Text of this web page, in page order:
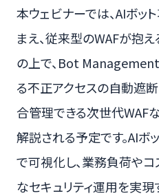
本ウェビナーでは、AIボッ
まえ、従来型のWAFが抱
の上で、Bot
る不正アクセスの自動遮
合管理できる次世代WAF
解説される予定です。AIボ
で可視化し、業務負荷や
なセキュリティ運用を実